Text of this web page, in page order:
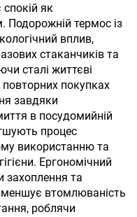
як
Подорожній термос із
вплив,
стаканчиків та
сталі життєві
покупках
завдяки
в посудомийній
процес
використанню та
Ергономічний
захоплення та
втомлюваність
роблячи